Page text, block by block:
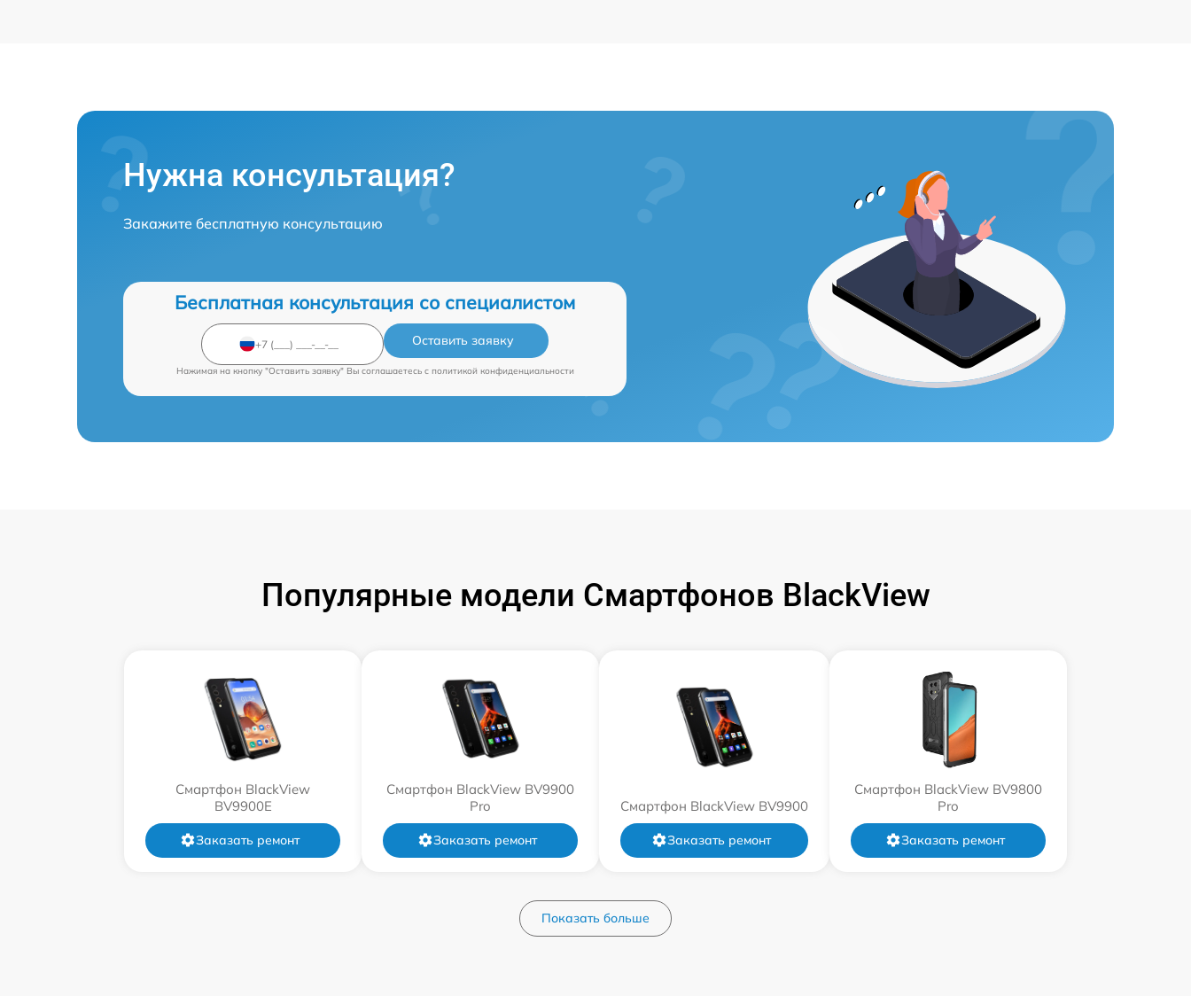
Нужна консультация?
Закажите бесплатную консультацию
Бесплатная консультация со специалистом
Оставить заявку
Нажимая на кнопку "Оставить заявку" Вы соглашаетесь c политикой конфиденциальности
Популярные модели Смартфонов BlackView
Смартфон BlackView
BV9900E
Заказать ремонт
Смартфон BlackView BV9900
Pro
Заказать ремонт
Смартфон BlackView BV9900
Заказать ремонт
Смартфон BlackView BV9800
Pro
Заказать ремонт
Показать больше